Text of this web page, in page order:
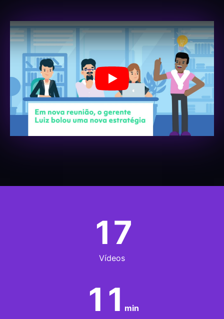
Jugar
17
Vídeos
11 min